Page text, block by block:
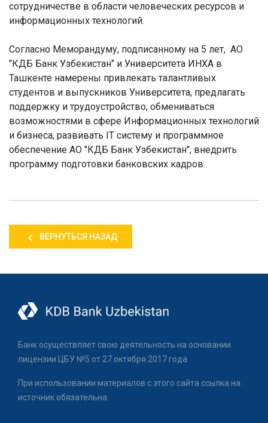
сотрудничестве в области человеческих ресурсов и
информационных технологий.
Согласно Меморандуму, подписанному на 5 лет, АО
"КДБ Банк Узбекистан" и Университета ИНХА в
Ташкенте намерены привлекать талантливых
студентов и выпускников Университета, предлагать
поддержку и трудоустройство, обмениваться
возможностями в сфере Информационных технологий
и бизнеса, развивать IT систему и программное
обеспечение АО "КДБ Банк Узбекистан", внедрить
программу подготовки банковских кадров.
ВЕРНУТЬСЯ НАЗАД
Банк осуществляет свою деятельность на основании
лицензии ЦБУ №5 от 27 октября 2017 года.
При использовании материалов с этого сайта ссылка на
источник обязательна.